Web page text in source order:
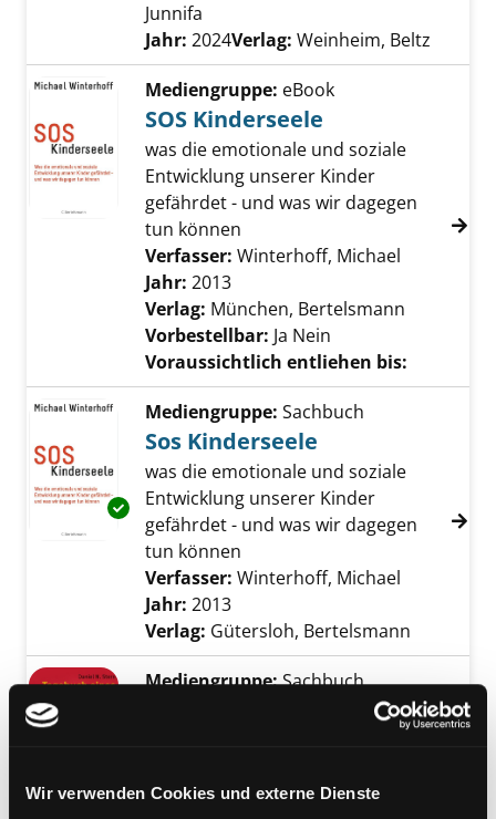
Wir verwenden Cookies und externe Dienste
Junnifa
Jahr: 2024Verlag: Weinheim, Beltz
Mediengruppe: eBook
SOS Kinderseele
was die emotionale und soziale
Entwicklung unserer Kinder
gefährdet - und was wir dagegen
tun können
Verfasser: Winterhoff, Michael
Jahr: 2013
Verlag: München, Bertelsmann
Vorbestellbar: Ja Nein
Voraussichtlich entliehen bis:
Exemplar-Details von Sos Kinderseele
Mediengruppe: Sachbuch
Sos Kinderseele
was die emotionale und soziale
Entwicklung unserer Kinder
gefährdet - und was wir dagegen
tun können
Verfasser: Winterhoff, Michael
Jahr: 2013
Verlag: Gütersloh, Bertelsmann
Mediengruppe:Sachbuch
Tagebuch eines Babys
Verfasser:Stern, Daniel N.Suche nach